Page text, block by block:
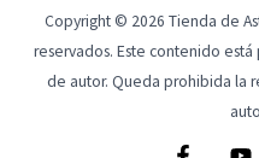
Copyright © 2026 Tienda de
reservados. Este contenido
de autor. Queda prohibida la